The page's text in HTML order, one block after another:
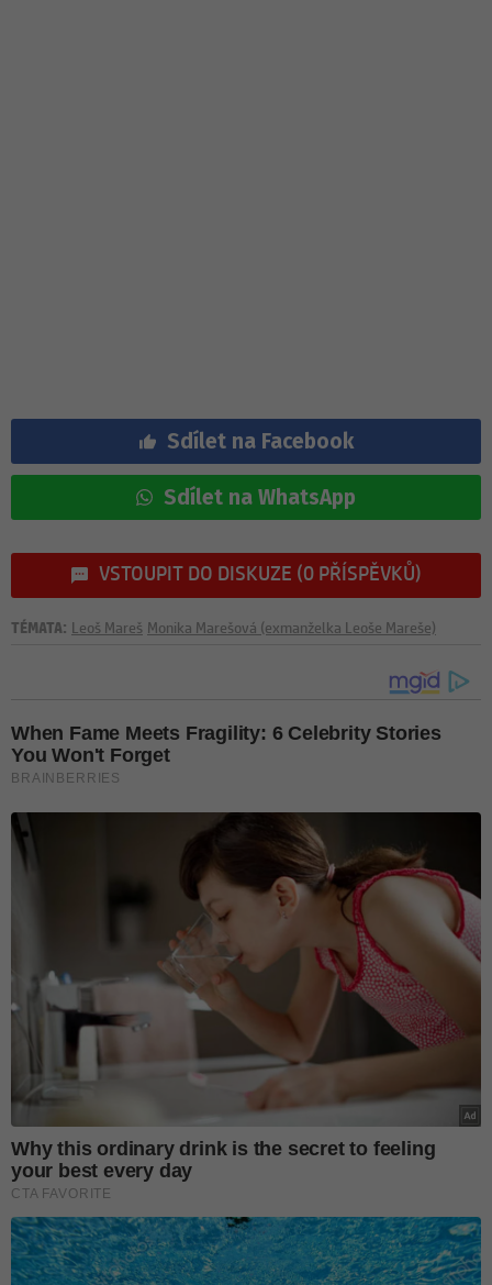
Sdílet na Facebook
Sdílet na WhatsApp
VSTOUPIT DO DISKUZE (0 PŘÍSPĚVKŮ)
TÉMATA: Leoš Mareš Monika Marešová (exmanželka Leoše Mareše)